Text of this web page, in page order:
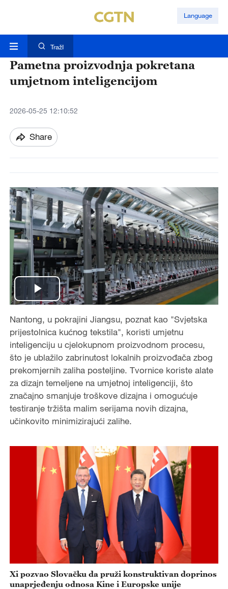
Language
TražI
Pametna proizvodnja pokretana
umjetnom inteligencijom
2026-05-25 12:10:52
Share
P
l
a
y
V
i
e
o
Nantong, u pokrajini Jiangsu, poznat kao "Svjetska
prijestolnica kućnog tekstila", koristi umjetnu
inteligenciju u cjelokupnom proizvodnom procesu,
što je ublažilo zabrinutost lokalnih proizvođača zbog
prekomjernih zaliha posteljine. Tvornice koriste alate
za dizajn temeljene na umjetnoj inteligenciji, što
značajno smanjuje troškove dizajna i omogućuje
testiranje tržišta malim serijama novih dizajna,
učinkovito minimizirajući zalihe.
Xi pozvao Slovačku da pruži konstruktivan doprinos
unaprjeđenju odnosa Kine i Europske unije